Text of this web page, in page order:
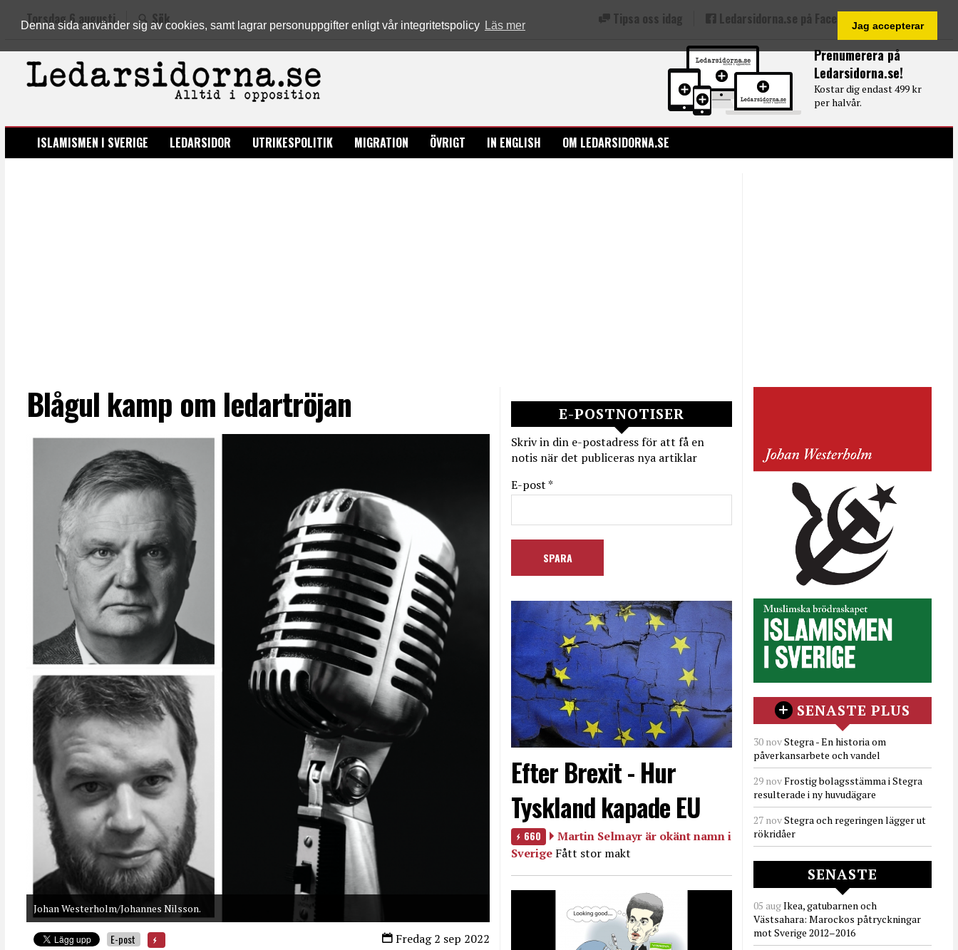
Denna sida använder sig av cookies, samt lagrar personuppgifter enligt vår integritetspolicy Läs mer Jag accepterar
Prenumerera på
Ledarsidorna.se!
Kostar dig endast 499 kr
per halvår.
Torsdag 6 augusti Sök Tipsa oss idag Ledarsidorna.se på Facebook
LEDARSIDORNA.SE
ISLAMISMEN I SVERIGE LEDARSIDOR UTRIKESPOLITIK MIGRATION ÖVRIGT IN ENGLISH OM LEDARSIDORNA.SE
Blågul kamp om ledartröjan
Johan Westerholm/Johannes Nilsson.
Fredag 2 sep 2022
E-post
E-POSTNOTISER
Skriv in din e-postadress för att få en
notis när det publiceras nya artiklar
E-post *
Efter Brexit - Hur
Tyskland kapade EU
660
Martin Selmayr är okänt namn i
Sverige Fått stor makt
SENASTE PLUS
30 novStegra - En historia om
påverkansarbete och vandel
29 novFrostig bolagsstämma i Stegra
resulterade i ny huvudägare
27 novStegra och regeringen lägger ut
rökridåer
SENASTE
05 augIkea, gatubarnen och
Västsahara: Marockos påtryckningar
mot Sverige 2012–2016